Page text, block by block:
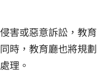
害或惡意訴訟，教育
時，教育廳也將規劃
理。